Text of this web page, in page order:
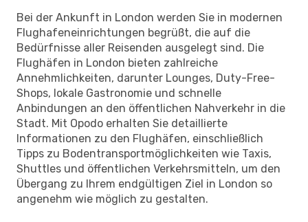
Bei der Ankunft in London werden Sie in modernen
Flughafeneinrichtungen begrüßt, die auf die
Bedürfnisse aller Reisenden ausgelegt sind. Die
Flughäfen in London bieten zahlreiche
Annehmlichkeiten, darunter Lounges, Duty-Free-
Shops, lokale Gastronomie und schnelle
Anbindungen an den öffentlichen Nahverkehr in die
Stadt. Mit Opodo erhalten Sie detaillierte
Informationen zu den Flughäfen, einschließlich
Tipps zu Bodentransportmöglichkeiten wie Taxis,
Shuttles und öffentlichen Verkehrsmitteln, um den
Übergang zu Ihrem endgültigen Ziel in London so
angenehm wie möglich zu gestalten.